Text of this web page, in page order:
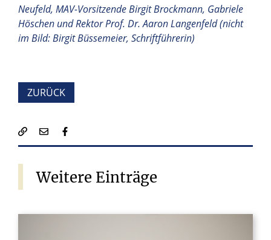
Neufeld, MAV-Vorsitzende Birgit Brockmann, Gabriele
Höschen und Rektor Prof. Dr. Aaron Langenfeld (nicht
im Bild: Birgit Büssemeier, Schriftführerin)
ZURÜCK
Weitere Einträge